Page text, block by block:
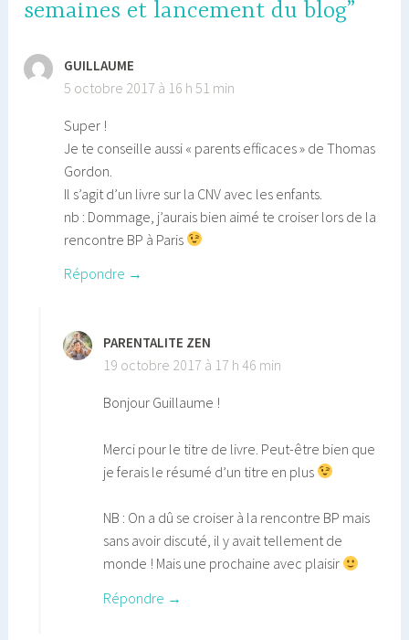
semaines et lancement du blog”
GUILLAUME
5 octobre 2017 à 16 h 51 min
Super !
Je te conseille aussi « parents efficaces » de Thomas
Gordon.
Il s’agit d’un livre sur la CNV avec les enfants.
nb : Dommage, j’aurais bien aimé te croiser lors de la
rencontre BP à Paris
Répondre
PARENTALITE ZEN
19 octobre 2017 à 17 h 46 min
Bonjour Guillaume !
Merci pour le titre de livre. Peut-être bien que
je ferais le résumé d’un titre en plus
NB : On a dû se croiser à la rencontre BP mais
sans avoir discuté, il y avait tellement de
monde ! Mais une prochaine avec plaisir
Répondre